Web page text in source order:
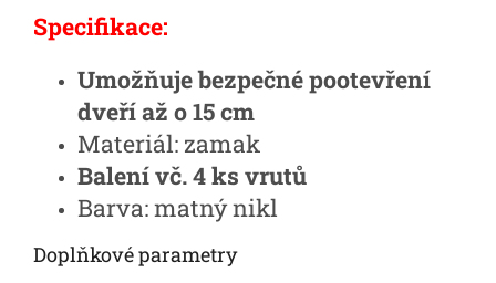
Specifikace:
Umožňuje bezpečné pootevření
dveří až o 15 cm
Materiál: zamak
Balení vč. 4 ks vrutů
Barva: matný nikl
Doplňkové parametry